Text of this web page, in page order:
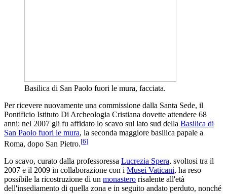
Basilica di San Paolo fuori le mura, facciata.
Per ricevere nuovamente una commissione dalla Santa Sede, il
Pontificio Istituto Di Archeologia Cristiana dovette attendere 68
anni: nel 2007 gli fu affidato lo scavo sul lato sud della Basilica di
San Paolo fuori le mura, la seconda maggiore basilica papale a
Roma, dopo San Pietro.[6]
Lo scavo, curato dalla professoressa Lucrezia Spera, svoltosi tra il
2007 e il 2009 in collaborazione con i Musei Vaticani, ha reso
possibile la ricostruzione di un monastero risalente all'età
dell'insediamento di quella zona e in seguito andato perduto, nonché